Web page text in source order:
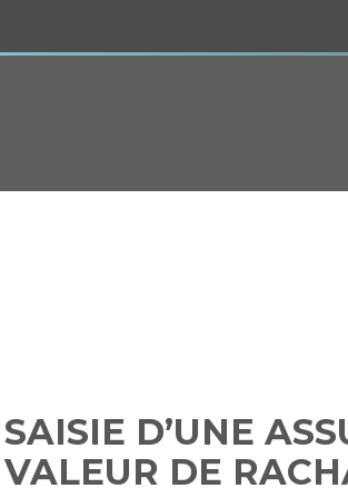
SAISIE D’UNE
VALEUR DE